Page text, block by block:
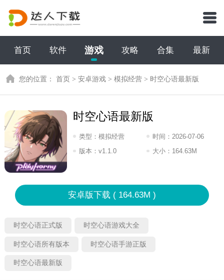
首页 软件 游戏 攻略 合集 最新
您的位置：首页 >安卓游戏 >模拟经营 > 时空心语最新版
时空心语最新版
类型：模拟经营 时间： 2026-07-06
08:2026
版本：v1.1.0 大小： 164.63M
安卓版下载 ( 164.63M )
时空心语正式版 时空心语游戏大全
时空心语所有版本 时空心语手游正版
时空心语最新版